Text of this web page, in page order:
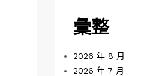
彙整
2026 年 8 月
2026 年 7 月